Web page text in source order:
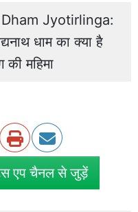
Jyotirlinga:
धाम का क्या है
की महिमा
एप चैनल से जुड़ें